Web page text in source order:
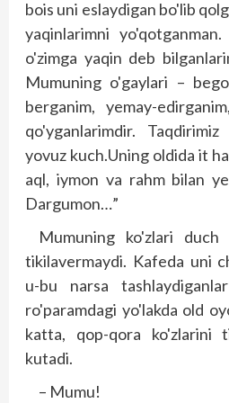
bois uni eslaydigan bo'lib
yaqinlarimni
o'zimga yaqin deb
Mumuning o'gaylari –
berganim, yemay-
qo'yganlarimdir.
yovuz kuch.Uning oldida it
aql, iymon va rahm bilan
Dargumon…”
Mumuning ko'zlari
tikilavermaydi. Kafeda uni
u-bu narsa
ro'paramdagi yo'lakda old
katta, qop-qora ko'zlarini
kutadi.
– Mumu!